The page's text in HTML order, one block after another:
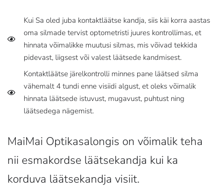
Kui Sa oled juba kontaktläätse kandja, siis käi korra aastas
oma silmade tervist optometristi juures kontrollimas, et
hinnata võimalikke muutusi silmas, mis võivad tekkida
pidevast, liigsest või valest läätsede kandmisest.
Kontaktläätse järelkontrolli minnes pane läätsed silma
vähemalt 4 tundi enne visiidi algust, et oleks võimalik
hinnata läätsede istuvust, mugavust, puhtust ning
läätsedega nägemist.
MaiMai Optikasalongis on võimalik teha
nii esmakordse läätsekandja kui ka
korduva läätsekandja visiit.